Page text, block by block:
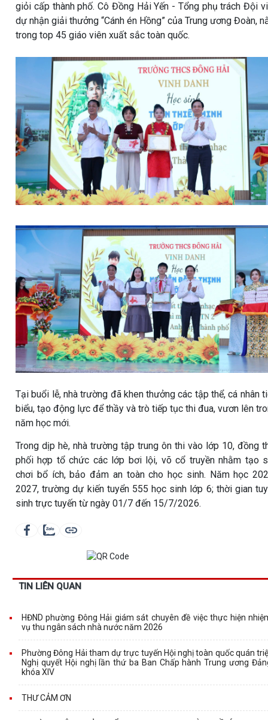
giỏi cấp thành phố. Cô Đồng Hải Yến - Tổng phụ trách Đội
dự nhận giải thưởng “Cánh én Hồng” của Trung ương Đoàn,
trong top 45 giáo viên xuất sắc toàn quốc.
Tại buổi lễ, nhà trường đã khen thưởng các tập thể, cá nhân
biểu, tạo động lực để thầy và trò tiếp tục thi đua, vươn lên
năm học mới.
Trong dịp hè, nhà trường tập trung ôn thi vào lớp 10, đồng
phối hợp tổ chức các lớp bơi lội, võ cổ truyền nhằm tạo
chơi bổ ích, bảo đảm an toàn cho học sinh. Năm học
2027, trường dự kiến tuyển 555 học sinh lớp 6; thời gian
sinh trực tuyến từ ngày 01/7 đến 15/7/2026.
TIN LIÊN QUAN
HĐND phường Đông Hải giám sát chuyên đề việc thực hiện
vụ thu ngân sách nhà nước năm 2026
Phường Đông Hải tham dự trực tuyến Hội nghị toàn quốc quán
Nghị quyết Hội nghị lần thứ ba Ban Chấp hành Trung ương
khóa XIV
THƯ CẢM ƠN